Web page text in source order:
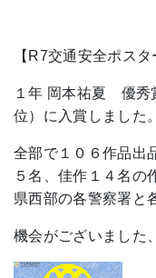
【R7交通安全ポスタ
１年 岡本祐夏 優秀
位）に入賞しました。
全部で１０６作品出
５名、佳作１４名の
県西部の各警察署と
機会がございました